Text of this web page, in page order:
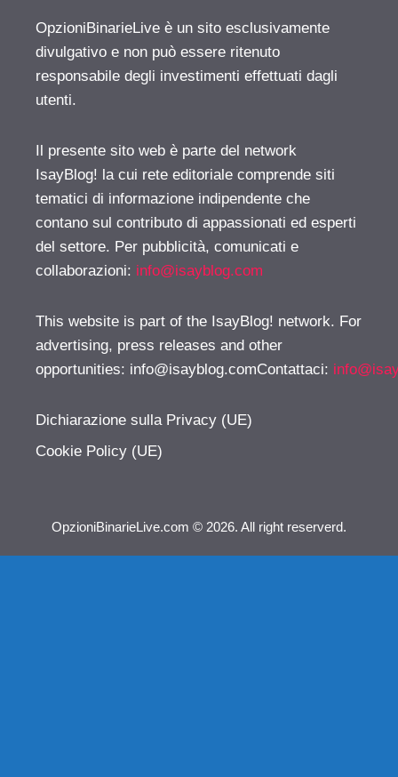
OpzioniBinarieLive è un sito esclusivamente
divulgativo e non può essere ritenuto
responsabile degli investimenti effettuati dagli
utenti.
Il presente sito web è parte del network
IsayBlog! la cui rete editoriale comprende siti
tematici di informazione indipendente che
contano sul contributo di appassionati ed esperti
del settore. Per pubblicità, comunicati e
collaborazioni: info@isayblog.com
This website is part of the IsayBlog! network. For
advertising, press releases and other
opportunities: info@isayblog.comContattaci:
Dichiarazione sulla Privacy (UE)
Cookie Policy (UE)
OpzioniBinarieLive.com © 2026. All right reserverd.